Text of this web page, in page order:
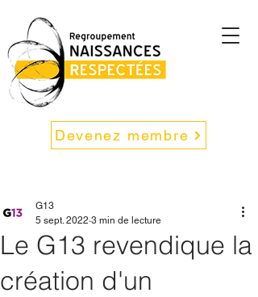
Devenez membre
Le G13 revendique la
création d'un
G13
5 sept. 2022 3 min de lecture